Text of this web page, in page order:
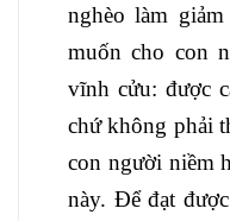
nghèo làm
muốn cho con
vĩnh cửu: được
chứ không phải
con người niềm
này. Để đạt